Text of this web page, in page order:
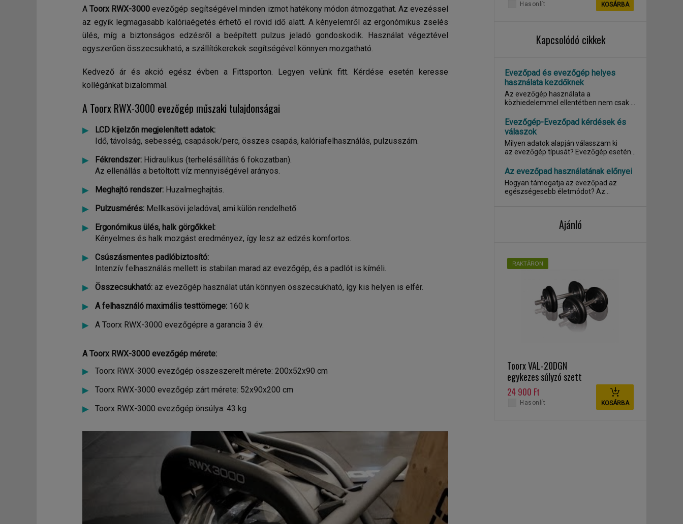
AToorx RWX-3000 evezőgép segítségével minden izmot hatékony módon átmozgathat. Az evezéssel
az egyik legmagasabb kalóriaégetés érhető el rövid idő alatt. A kényelemről az ergonómikus zselés
ülés, míg a biztonságos edzésről a beépített pulzus jeladó gondoskodik. Használat végeztével
egyszerűen összecsukható, a szállítókerekek segítségével könnyen mozgatható.
Kedvező ár és akció egész évben a Fittsporton. Legyen velünk fitt. Kérdése esetén keresse
kollégánkat bizalommal.
A Toorx RWX-3000 evezőgép műszaki tulajdonságai
LCD kijelzőn megjelenített adatok:
Idő, távolság, sebesség, csapások/perc, összes csapás, kalóriafelhasználás, pulzusszám.
Fékrendszer: Hidraulikus (terhelésállítás 6 fokozatban).
Az ellenállás a betöltött víz mennyiségével arányos.
Meghajtó rendszer: Huzalmeghajtás.
Pulzusmérés: Mellkasövi jeladóval, ami külön rendelhető.
Ergonómikus ülés, halk görgőkkel:
Kényelmes és halk mozgást eredményez, így lesz az edzés komfortos.
Csúszásmentes padlóbiztosító:
Intenzív felhasználás mellett is stabilan marad az evezőgép, és a padlót is kíméli.
Összecsukható: az evezőgép használat után könnyen összecsukható, így kis helyen is elfér.
A felhasználó maximális testtömege: 160 k
A Toorx RWX-3000 evezőgépre a garancia 3 év.
A Toorx RWX-3000 evezőgép mérete:
Toorx RWX-3000 evezőgép összeszerelt mérete: 200x52x90 cm
Toorx RWX-3000 evezőgép zárt mérete: 52x90x200 cm
Toorx RWX-3000 evezőgép önsúlya: 43 kg
KOSÁRBA
Hasonlít
Kapcsolódó cikkek
Evezőpad és evezőgép helyes
használata kezdőknek
Az evezőgép használata a
közhiedelemmel ellentétben nem csak a
Evezőgép-Evezőpad kérdések és
válaszok
Milyen adatok alapján válasszam ki
az evezőgép típusát? Evezőgép esetén
Az evezőpad használatának előnyei
Hogyan támogatja az evezőpad az
egészségesebb életmódot? Az
Ajánló
RAKTÁRON
Toorx VAL-20DGN
egykezes súlyzó szett
20 kg
24 900 Ft
KOSÁRBA
Hasonlít